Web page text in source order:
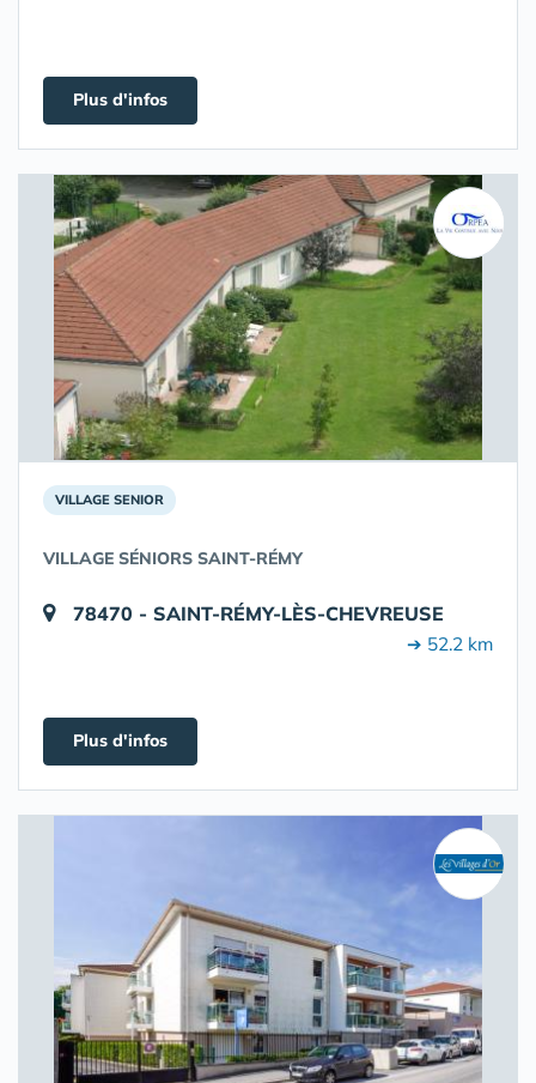
Plus d'infos
VILLAGE SENIOR
VILLAGE SÉNIORS SAINT-RÉMY
78470 - SAINT-RÉMY-LÈS-CHEVREUSE
➔ 52.2 km
Plus d'infos